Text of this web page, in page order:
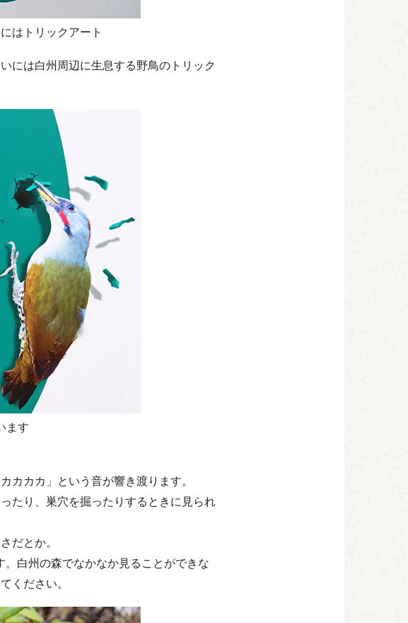
はトリックアート
には白州周辺に生息する野鳥のトリック
ます
カカカ」という音が響き渡ります。
たり、巣穴を掘ったりするときに見られ
だとか。
白州の森でなかなか見ることができな
ください。